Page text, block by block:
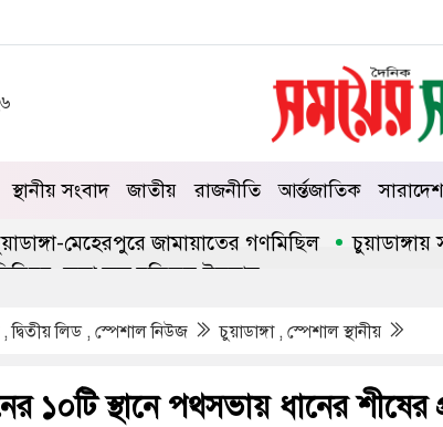
স্থানীয় সংবাদ জাতীয় রাজনীতি আর্ন্তজাতিক সারাদেশ
মেহেরপুরে জামায়াতের গণমিছিল চুয়াডাঙ্গায়
জেলা জজ রফিকুল ইসলাম
, দ্বিতীয় লিড , স্পেশাল নিউজ চুয়াডাঙ্গা , স্পেশাল স্থানীয়
১০টি স্থানে পথসভায় ধানের শীষের